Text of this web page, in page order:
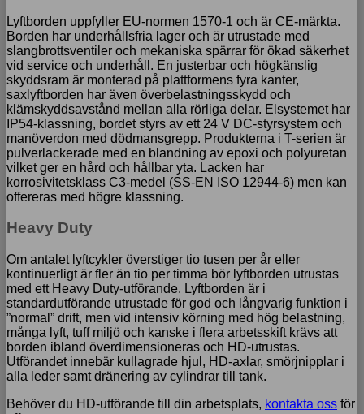
Lyftborden uppfyller EU-normen 1570-1 och är CE-märkta.
Borden har underhållsfria lager och är utrustade med
slangbrottsventiler och mekaniska spärrar för ökad säkerhet
vid service och underhåll. En justerbar och högkänslig
skyddsram är monterad på plattformens fyra kanter,
saxlyftborden har även överbelastningsskydd och
klämskyddsavstånd mellan alla rörliga delar. Elsystemet har
IP54-klassning, bordet styrs av ett 24 V DC-styrsystem och
manöverdon med dödmansgrepp. Produkterna i T-serien är
pulverlackerade med en blandning av epoxi och polyuretan
vilket ger en hård och hållbar yta. Lacken har
korrosivitetsklass C3-medel (SS-EN ISO 12944-6) men kan
offereras med högre klassning.
Heavy Duty
Om antalet lyftcykler överstiger tio tusen per år eller
kontinuerligt är fler än tio per timma bör lyftborden utrustas
med ett Heavy Duty-utförande. Lyftborden är i
standardutförande utrustade för god och långvarig funktion i
”normal” drift, men vid intensiv körning med hög belastning,
många lyft, tuff miljö och kanske i flera arbetsskift krävs att
borden ibland överdimensioneras och HD-utrustas.
Utförandet innebär kullagrade hjul, HD-axlar, smörjnipplar i
alla leder samt dränering av cylindrar till tank.
Behöver du HD-utförande till din arbetsplats, kontakta oss för